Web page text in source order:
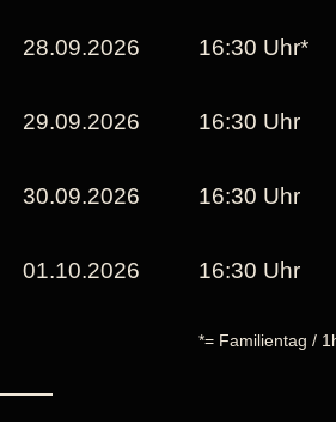
28.09.2026
29.09.2026
30.09.2026
01.10.2026
16:30 Uhr*
16:30 Uhr
16:30 Uhr
16:30 Uhr
*= Familientag /